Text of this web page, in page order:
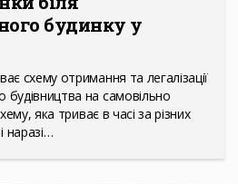
будинку у
схему отримання та легалізації
будівництва на самовільно
яка триває в часі за різних
наразі…